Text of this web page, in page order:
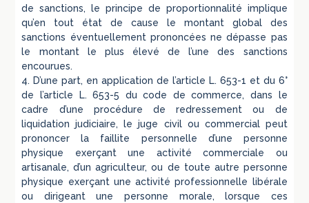
de sanctions, le principe de proportionnalité implique
qu’en tout état de cause le montant global des
sanctions éventuellement prononcées ne dépasse pas
le montant le plus élevé de l’une des sanctions
encourues.
4. D’une part, en application de l’article L. 653-1 et du 6°
de l’article L. 653-5 du code de commerce, dans le
cadre d’une procédure de redressement ou de
liquidation judiciaire, le juge civil ou commercial peut
prononcer la faillite personnelle d’une personne
physique exerçant une activité commerciale ou
artisanale, d’un agriculteur, ou de toute autre personne
physique exerçant une activité professionnelle libérale
ou dirigeant une personne morale, lorsque ces